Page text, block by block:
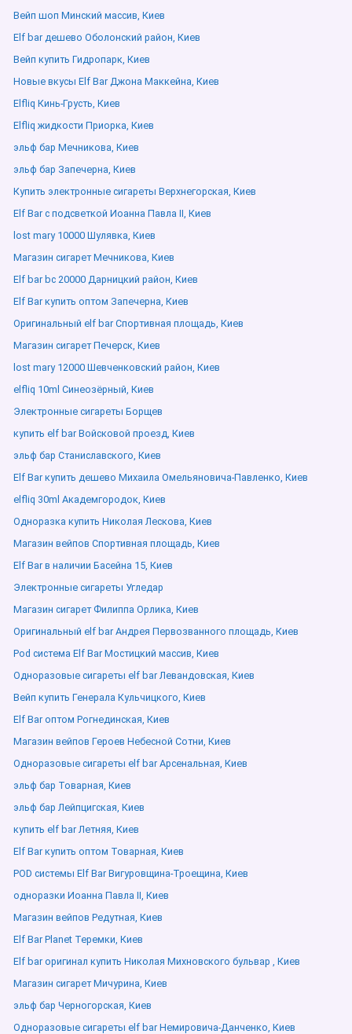
Вейп шоп Минский массив, Киев
Elf bar дешево Оболонский район, Киев
Вейп купить Гидропарк, Киев
Новые вкусы Elf Bar Джона Маккейна, Киев
Elfliq Кинь-Грусть, Киев
Elfliq жидкости Приорка, Киев
эльф бар Мечникова, Киев
эльф бар Запечерна, Киев
Купить электронные сигареты Верхнегорская, Киев
Elf Bar с подсветкой Иоанна Павла ІІ, Киев
lost mary 10000 Шулявка, Киев
Магазин сигарет Мечникова, Киев
Elf bar bc 20000 Дарницкий район, Киев
Elf Bar купить оптом Запечерна, Киев
Оригинальный elf bar Спортивная площадь, Киев
Магазин сигарет Печерск, Киев
lost mary 12000 Шевченковский район, Киев
elfliq 10ml Синеозёрный, Киев
Электронные сигареты Борщев
купить elf bar Войсковой проезд, Киев
эльф бар Станиславского, Киев
Elf Bar купить дешево Михаила Омельяновича-Павленко, Киев
elfliq 30ml Академгородок, Киев
Одноразка купить Николая Лескова, Киев
Магазин вейпов Спортивная площадь, Киев
Elf Bar в наличии Басейна 15, Киев
Электронные сигареты Угледар
Магазин сигарет Филиппа Орлика, Киев
Оригинальный elf bar Андрея Первозванного площадь, Киев
Pod система Elf Bar Мостицкий массив, Киев
Одноразовые сигареты elf bar Левандовская, Киев
Вейп купить Генерала Кульчицкого, Киев
Elf Bar оптом Рогнединская, Киев
Магазин вейпов Героев Небесной Сотни, Киев
Одноразовые сигареты elf bar Арсенальная, Киев
эльф бар Товарная, Киев
эльф бар Лейпцигская, Киев
купить elf bar Летняя, Киев
Elf Bar купить оптом Товарная, Киев
POD системы Elf Bar Вигуровщина-Троещина, Киев
одноразки Иоанна Павла ІІ, Киев
Магазин вейпов Редутная, Киев
Elf Bar Planet Теремки, Киев
Elf bar оригинал купить Николая Михновского бульвар , Киев
Магазин сигарет Мичурина, Киев
эльф бар Черногорская, Киев
Одноразовые сигареты elf bar Немировича-Данченко, Киев